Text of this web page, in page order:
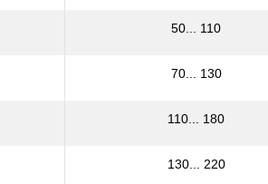
50... 110
70... 130
110... 180
130... 220